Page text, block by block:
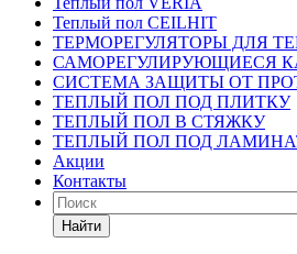
Теплый пол CEILHIT
ТЕРМОРЕГУЛЯТОРЫ ДЛЯ
САМОРЕГУЛИРУЮЩИЕСЯ
СИСТЕМА ЗАЩИТЫ ОТ
ТЕПЛЫЙ ПОЛ ПОД ПЛИТКУ
ТЕПЛЫЙ ПОЛ В СТЯЖКУ
ТЕПЛЫЙ ПОЛ ПОД
Акции
Контакты
Найти